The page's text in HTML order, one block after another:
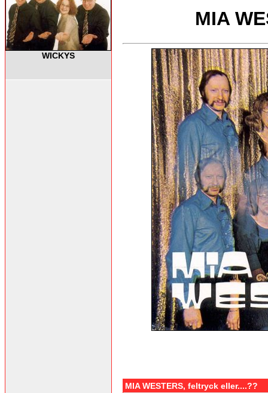
WICKYS
MIA
MIA WESTERS, feltryck eller....??